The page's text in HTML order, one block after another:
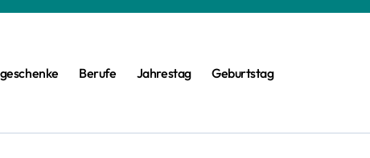
Berufe Jahrestag Geburtstag